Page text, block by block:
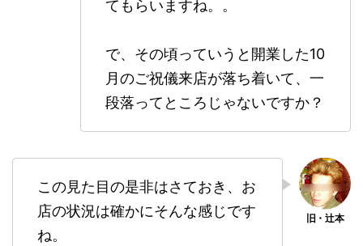
てもらいますね。。
で、その頃っていうと開業した10
月のご祝儀来店が落ち着いて、一
段落ってところじゃないですか？
この見た目の是非はさておき、お
店の状況は確かにそんな感じです
ね。